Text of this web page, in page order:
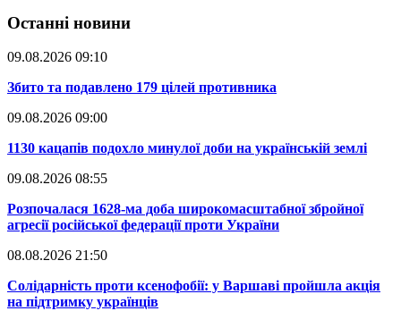
Останні новини
09.08.2026 09:10
​Збито та подавлено 179 цілей противника
09.08.2026 09:00
​1130 кацапів подохло минулої доби на українській землі
09.08.2026 08:55
​Розпочалася 1628-ма доба широкомасштабної збройної
агресії російської федерації проти України
08.08.2026 21:50
​Солідарність проти ксенофобії: у Варшаві пройшла акція
на підтримку українців